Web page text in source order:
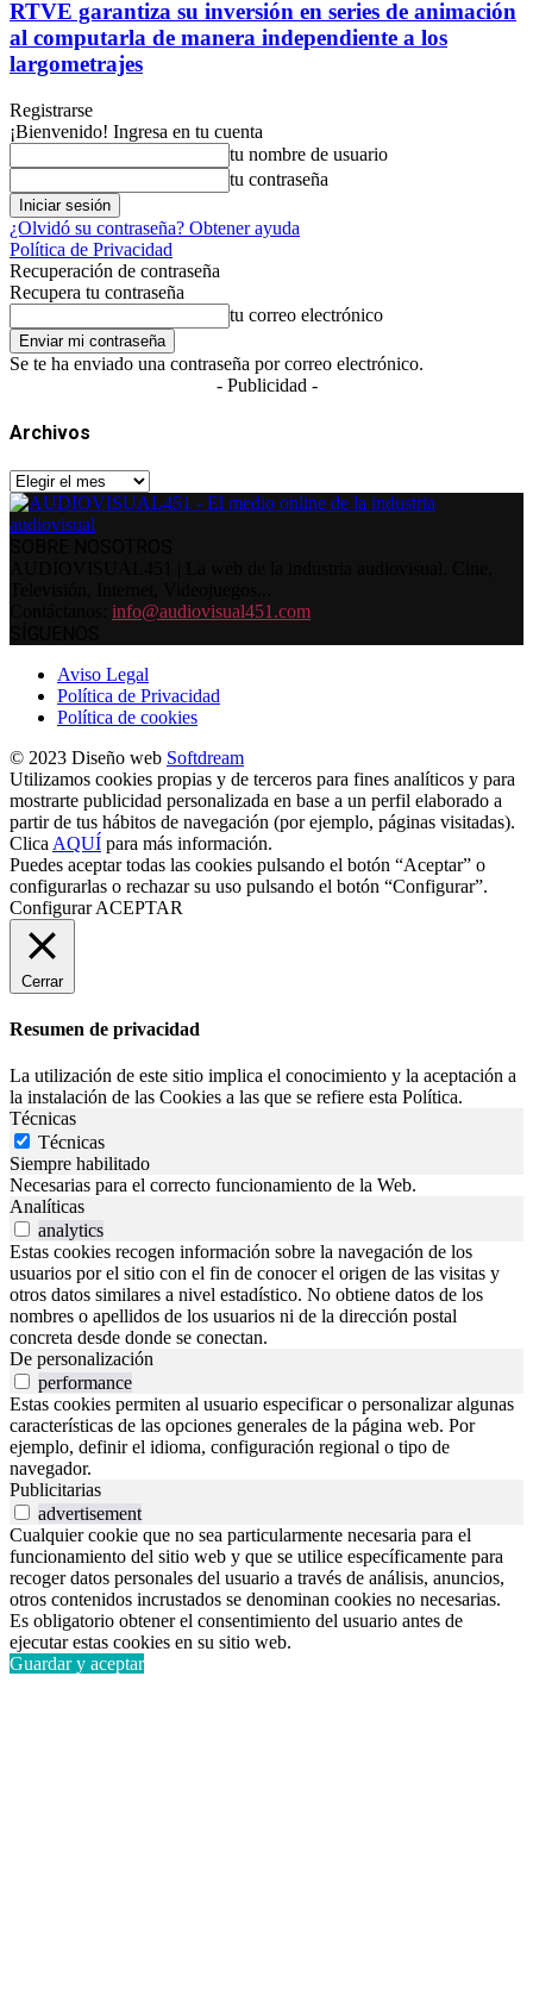
RTVE garantiza su inversión en series de animación
al computarla de manera independiente a los
largometrajes
Registrarse
¡Bienvenido! Ingresa en tu cuenta
tu nombre de usuario
tu contraseña
¿Olvidó su contraseña? Obtener ayuda
Política de Privacidad
Recuperación de contraseña
Recupera tu contraseña
tu correo electrónico
Se te ha enviado una contraseña por correo electrónico.
- Publicidad -
Archivos
Archivos
info@audiovisual451.com
Aviso Legal
Política de Privacidad
Política de cookies
© 2023 Diseño web Softdream
Utilizamos cookies propias y de terceros para fines analíticos y para
mostrarte publicidad personalizada en base a un perfil elaborado a
partir de tus hábitos de navegación (por ejemplo, páginas visitadas).
Clica AQUÍ para más información.
Puedes aceptar todas las cookies pulsando el botón “Aceptar” o
configurarlas o rechazar su uso pulsando el botón “Configurar”.
Configurar ACEPTAR
Cerrar
Resumen de privacidad
La utilización de este sitio implica el conocimiento y la aceptación a
la instalación de las Cookies a las que se refiere esta Política.
Técnicas
Técnicas
Siempre habilitado
Necesarias para el correcto funcionamiento de la Web.
Analíticas
analytics
Estas cookies recogen información sobre la navegación de los
usuarios por el sitio con el fin de conocer el origen de las visitas y
otros datos similares a nivel estadístico. No obtiene datos de los
nombres o apellidos de los usuarios ni de la dirección postal
concreta desde donde se conectan.
De personalización
performance
Estas cookies permiten al usuario especificar o personalizar algunas
características de las opciones generales de la página web. Por
ejemplo, definir el idioma, configuración regional o tipo de
navegador.
Publicitarias
advertisement
Cualquier cookie que no sea particularmente necesaria para el
funcionamiento del sitio web y que se utilice específicamente para
recoger datos personales del usuario a través de análisis, anuncios,
otros contenidos incrustados se denominan cookies no necesarias.
Es obligatorio obtener el consentimiento del usuario antes de
ejecutar estas cookies en su sitio web.
Guardar y aceptar